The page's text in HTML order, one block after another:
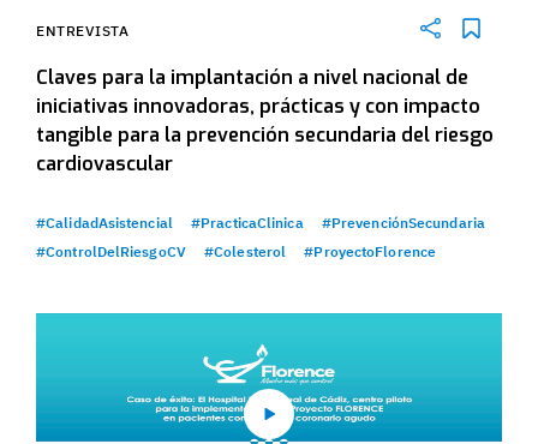
ENTREVISTA
Claves para la implantación a nivel nacional de
iniciativas innovadoras, prácticas y con impacto
tangible para la prevención secundaria del riesgo
cardiovascular
#CalidadAsistencial #PracticaClinica
#PrevenciónSecundaria
#ControlDelRiesgoCV
#Colesterol #ProyectoFlorence